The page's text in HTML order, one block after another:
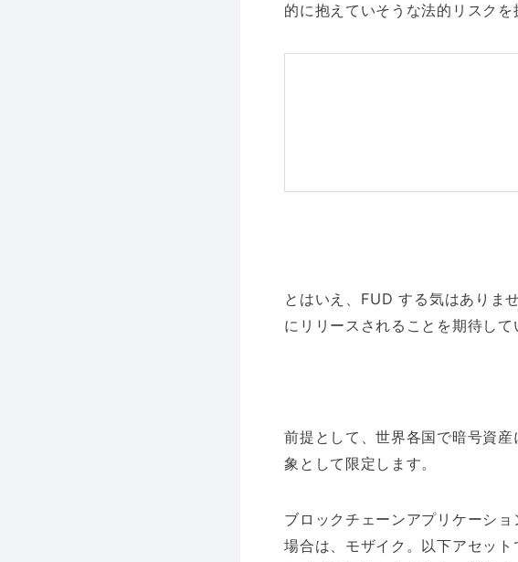
的に抱えていそうな法的リスクを
とはいえ、FUD する気はありま
にリリースされることを期待して
前提として、世界各国で暗号資
象として限定します。
ブロックチェーンアプリケーシ
場合は、モザイク。以下アセッ